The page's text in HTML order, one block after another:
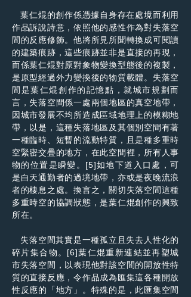
葉仁焜的創作係憑據自身存在處境而利用
作品訴說詩意，依照他的感性作為對失落空
間的反應修飾。他將所見所聞轉換成可閱讀
的建築痕跡，這些痕跡並非是直接的再現，
而係葉仁焜對原對象物變換型態後的複製，
是原型經過外力變換後的物質載體。失落空
間是葉仁焜創作的記憶點，就城市規劃而
言，失落空間係一處兩個地區的真空地帶，
因城市發展不均所造成區域地理上的模糊地
帶，以是，這種失落地區及其個別空間有著
一種臨時、短暫的流動特質，且是種多重時
空緊密交疊的地方，在此空間裡，所有人事
物的位置是瞬變。[5]如地下道入口處，可
是白天通勤者的過境地帶，亦或是夜晚流浪
者的棲息之處。換言之，關切失落空間這種
多重時空的協調狀態，是葉仁焜創作的興致
所在。
失落空間其實是一種孤立且失去人性化的
碎片集合物。[6]葉仁焜重新連結並再塑城
市失落空間，以表現他對該空間的開放性特
質的直接反應，令作品成為匯集這各種開放
性反應的「地方」。特殊的是，此匯集空間